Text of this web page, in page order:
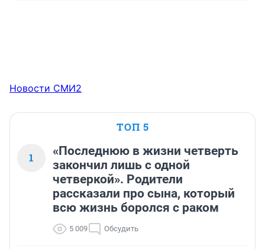
Новости СМИ2
ТОП 5
1
«Последнюю в жизни четверть
закончил лишь с одной
четверкой». Родители
рассказали про сына, который
всю жизнь боролся с раком
5 009 Обсудить